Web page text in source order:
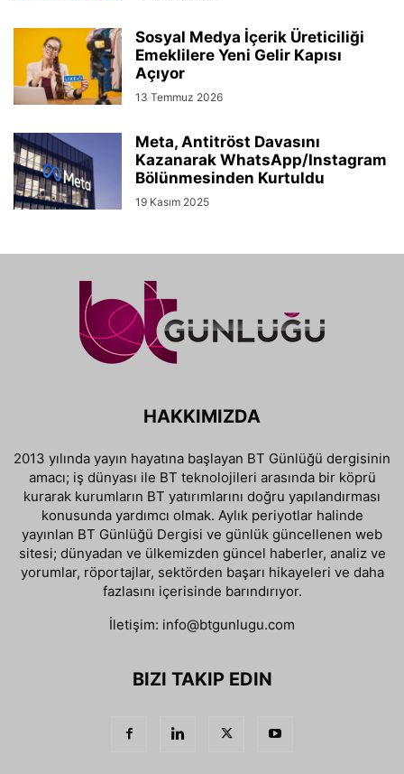
Sosyal Medya İçerik Üreticiliği
Emeklilere Yeni Gelir Kapısı
Açıyor
13 Temmuz 2026
Meta, Antitröst Davasını
Kazanarak WhatsApp/Instagram
Bölünmesinden Kurtuldu
19 Kasım 2025
HAKKIMIZDA
2013 yılında yayın hayatına başlayan BT Günlüğü dergisinin
amacı; iş dünyası ile BT teknolojileri arasında bir köprü
kurarak kurumların BT yatırımlarını doğru yapılandırması
konusunda yardımcı olmak. Aylık periyotlar halinde
yayınlan BT Günlüğü Dergisi ve günlük güncellenen web
sitesi; dünyadan ve ülkemizden güncel haberler, analiz ve
yorumlar, röportajlar, sektörden başarı hikayeleri ve daha
fazlasını içerisinde barındırıyor.
İletişim: info@btgunlugu.com
BIZI TAKIP EDIN